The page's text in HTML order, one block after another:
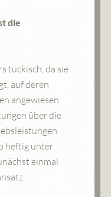
die
tückisch, da sie
auf deren
angewiesen
über die
heftig unter
einmal